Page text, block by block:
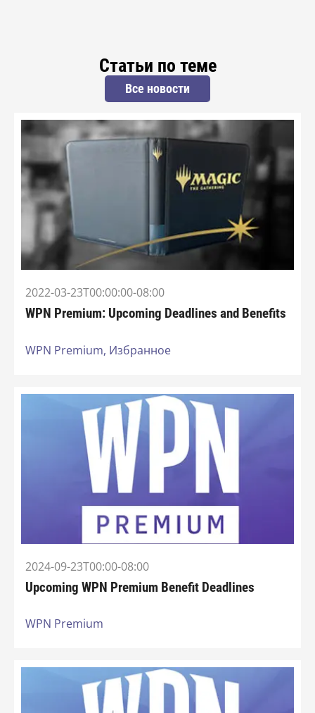
Статьи по теме
Все новости
2022-03-23T00:00:00-08:00
WPN Premium: Upcoming Deadlines and Benefits
WPN Premium, Избранное
2024-09-23T00:00-08:00
Upcoming WPN Premium Benefit Deadlines
WPN Premium